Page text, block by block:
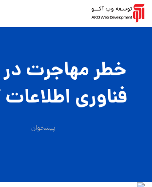
خطر مهاجرت
فناوری
پیشخوان